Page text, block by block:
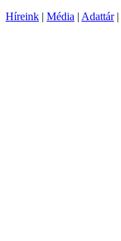
Híreink | Média | Adattár|